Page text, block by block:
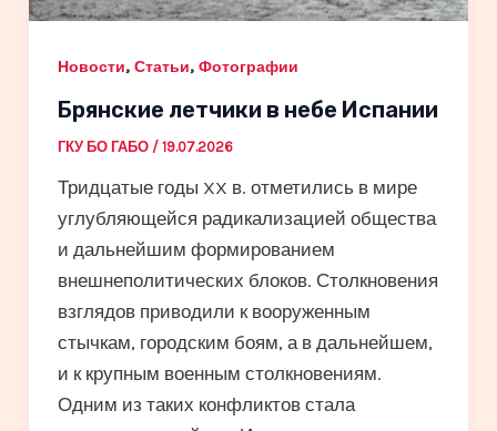
Новости, Статьи, Фотографии
Брянские летчики в небе Испании
ГКУ БО ГАБО / 19.07.2026
Тридцатые годы XX в. отметились в мире
углубляющейся радикализацией общества
и дальнейшим формированием
внешнеполитических блоков. Столкновения
взглядов приводили к вооруженным
стычкам, городским боям, а в дальнейшем,
и к крупным военным столкновениям.
Одним из таких конфликтов стала